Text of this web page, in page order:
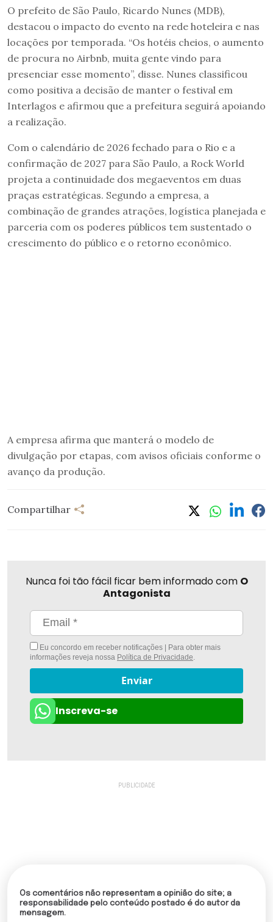
O prefeito de São Paulo, Ricardo Nunes (MDB),
destacou o impacto do evento na rede hoteleira e nas
locações por temporada. “Os hotéis cheios, o aumento
de procura no Airbnb, muita gente vindo para
presenciar esse momento”, disse. Nunes classificou
como positiva a decisão de manter o festival em
Interlagos e afirmou que a prefeitura seguirá apoiando
a realização.
Com o calendário de 2026 fechado para o Rio e a
confirmação de 2027 para São Paulo, a Rock World
projeta a continuidade dos megaeventos em duas
praças estratégicas. Segundo a empresa, a
combinação de grandes atrações, logística planejada e
parceria com os poderes públicos tem sustentado o
crescimento do público e o retorno econômico.
A empresa afirma que manterá o modelo de
divulgação por etapas, com avisos oficiais conforme o
avanço da produção.
Compartilhar
Nunca foi tão fácil ficar bem informado com O
Antagonista
Eu concordo em receber notificações | Para obter mais
informações reveja nossa Política de Privacidade
Enviar
Inscreva-se
Os comentários não representam a opinião do site; a
responsabilidade pelo conteúdo postado é do autor da
mensagem.